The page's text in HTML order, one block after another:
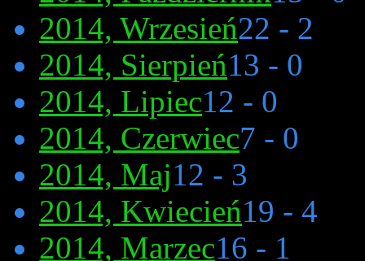
2014, Wrzesień22 - 2
2014, Sierpień13 - 0
2014, Lipiec12 - 0
2014, Czerwiec7 - 0
2014, Maj12 - 3
2014, Kwiecień19 - 4
2014, Marzec16 - 1